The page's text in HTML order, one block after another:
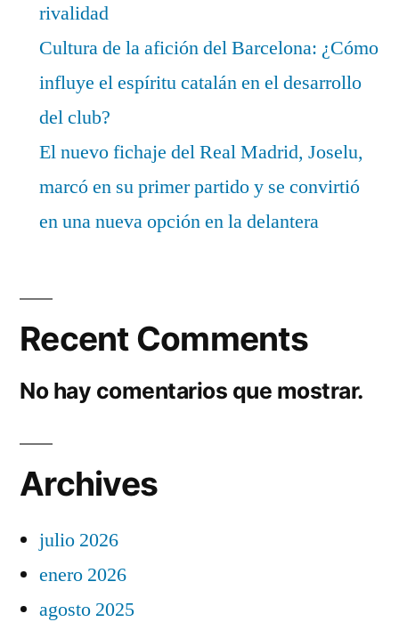
rivalidad
Cultura de la afición del Barcelona: ¿Cómo
influye el espíritu catalán en el desarrollo
del club?
El nuevo fichaje del Real Madrid, Joselu,
marcó en su primer partido y se convirtió
en una nueva opción en la delantera
Recent Comments
No hay comentarios que mostrar.
Archives
julio 2026
enero 2026
agosto 2025